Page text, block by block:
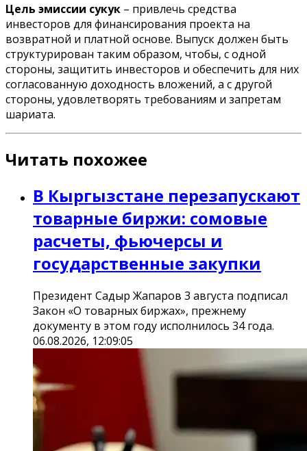
Цель эмиссии сукук – привлечь средства
инвесторов для финансирования проекта на
возвратной и платной основе. Выпуск должен быть
структурирован таким образом, чтобы, с одной
стороны, защитить инвесторов и обеспечить для них
согласованную доходность вложений, а с другой
стороны, удовлетворять требованиям и запретам
шариата.
Читать похожее
В Кыргызстане перезапускают
товарные биржи: сомовые
расчеты, фьючерсы и
государственные закупки
Президент Садыр Жапаров 3 августа подписал
Закон «О товарных биржах», прежнему
документу в этом году исполнилось 34 года.
06.08.2026, 12:09:05